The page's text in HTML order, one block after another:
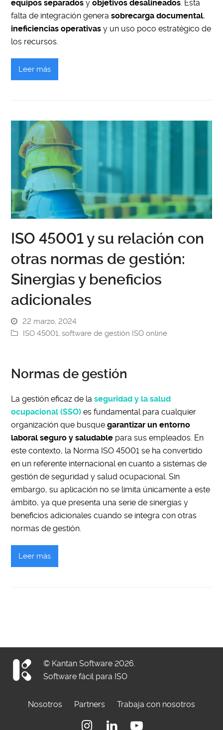
equipos separados yobjetivos desalineados . Esta
falta de integración generasobrecarga documental,
ineficiencias operativas y un uso poco estratégico de
los recursos.
Leer más
ISO 45001 y su relación con
otras normas de gestión:
Sinergias y beneficios
adicionales
22 marzo, 2024
ISO 45001,software de gestión ISO online
Normas de gestión
La gestión eficaz de laseguridad y la salud
ocupacional (SSO) es fundamental para cualquier
organización que busquegarantizar un entorno
laboral seguro y saludable para sus empleados. En
este contexto, la Norma ISO 45001 se ha convertido
en un referente internacional en cuanto a sistemas de
gestión de seguridad y salud ocupacional. Sin
embargo, su aplicación no se limita únicamente a este
ámbito, ya que presenta una serie de sinergias y
beneficios adicionales cuando se integra con otras
normas de gestión.
Leer más
© Kantan Software 2026.
Software fácil para ISO
Nosotros Partners Trabaja con nosotros
InstagramLinkedinYoutube